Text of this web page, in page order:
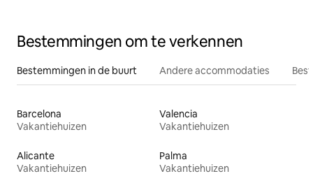
Bestemmingen om te verkennen
Bestemmingen in de buurt Andere accommodaties
Barcelona
Vakantiehuizen
Valencia
Vakantiehuizen
Alicante
Vakantiehuizen
Palma
Vakantiehuizen